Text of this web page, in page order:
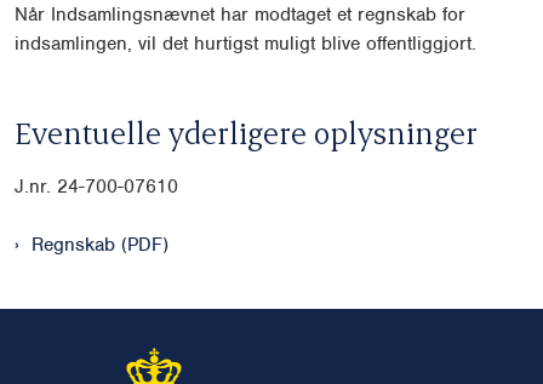
Når Indsamlingsnævnet har modtaget et regnskab for
indsamlingen, vil det hurtigst muligt blive offentliggjort.
Eventuelle yderligere oplysninger
J.nr. 24-700-07610
Regnskab (PDF)